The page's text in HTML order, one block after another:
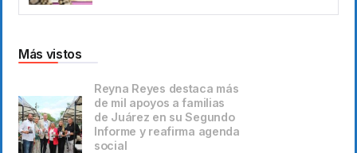
Más vistos
Reyna Reyes destaca más
de mil apoyos a familias
de Juárez en su Segundo
Informe y reafirma agenda
social